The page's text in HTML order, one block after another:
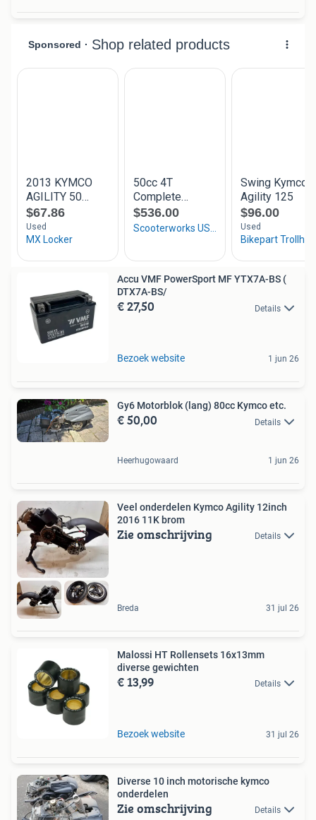
Accu VMF PowerSport MF YTX7A-BS (
DTX7A-BS/
€ 27,50 Details
Bezoek website 1 jun 26
Gy6 Motorblok (lang) 80cc Kymco etc.
€ 50,00 Details
Heerhugowaard 1 jun 26
Veel onderdelen Kymco Agility 12inch
2016 11K brom
Zie omschrijving Details
Breda 31 jul 26
Malossi HT Rollensets 16x13mm
diverse gewichten
€ 13,99 Details
Bezoek website 31 jul 26
Diverse 10 inch motorische kymco
onderdelen
Zie omschrijving Details